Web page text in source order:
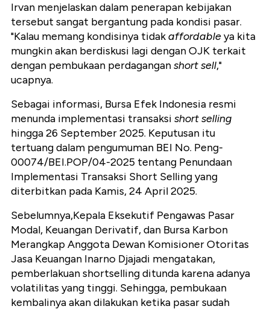
Irvan menjelaskan dalam penerapan kebijakan
tersebut sangat bergantung pada kondisi pasar.
"Kalau memang kondisinya tidakaffordableya kita
mungkin akan berdiskusi lagi dengan OJK terkait
dengan pembukaan perdaganganshort sell,"
ucapnya.
Sebagai informasi, Bursa Efek Indonesia resmi
menunda implementasi transaksi short selling
hingga 26 September 2025. Keputusan itu
tertuang dalam pengumuman BEI No. Peng-
00074/BEI.POP/04-2025 tentang Penundaan
Implementasi Transaksi Short Selling yang
diterbitkan pada Kamis, 24 April 2025.
Sebelumnya,Kepala Eksekutif Pengawas Pasar
Modal, Keuangan Derivatif, dan Bursa Karbon
Merangkap Anggota Dewan Komisioner Otoritas
Jasa Keuangan Inarno Djajadi mengatakan,
pemberlakuan shortselling ditunda karena adanya
volatilitas yang tinggi. Sehingga, pembukaan
kembalinya akan dilakukan ketika pasar sudah